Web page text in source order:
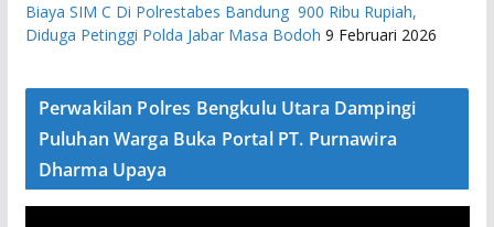
Biaya SIM C Di Polrestabes Bandung 900 Ribu Rupiah,
Diduga Petinggi Polda Jabar Masa Bodoh 9 Februari 2026
Perwakilan Polres Bengkulu Utara Dampingi
Puluhan Warga Buka Portal PT. Purnawira
Dharma Upaya